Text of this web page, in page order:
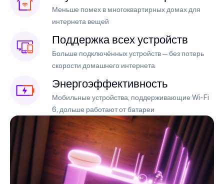
Меньше помех в многоквартирных домах для
интернета вещей
Поддержка всех устройств
Больше подключённых устройств — без потерь
скорости домашнего интернета
Энергоэффективность
Мобильные устройства, поддерживающие Wi-Fi
6, дольше работают от батареи